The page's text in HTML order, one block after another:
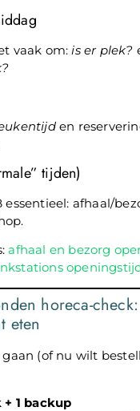
vaak om:is er plek?
en
tijden)
essentieel: afhaal/
afhaal en bezorg
horeca-
eten
(of nu wilt
+ 1 backup